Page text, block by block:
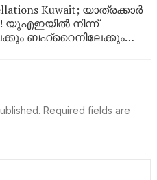
പോലീസ് തിരച്ചിൽ
Kuwait; യാത്രക്കാർ
യുഎഇയിൽ നിന്ന്
ബഹ്‌റൈനിലേക്കും
Required fields are